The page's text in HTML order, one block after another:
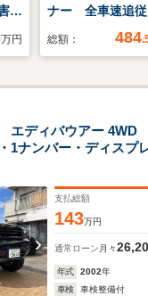
軽
ト
万円
ナー 全車速追従
ーズコントロー
ハーマンカード
ィオシステム サ
デューン
総額： 484
エディバウアー 4WD
1ナンバー・ディスプ
・バイパーセキュリテ
支払総額
143万円
通常ローン 月々
年式 2002年
車検
車検整備付